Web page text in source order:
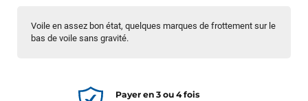
Voile en assez bon état, quelques marques de frottement sur le
bas de voile sans gravité.
Payer en 3 ou 4 fois